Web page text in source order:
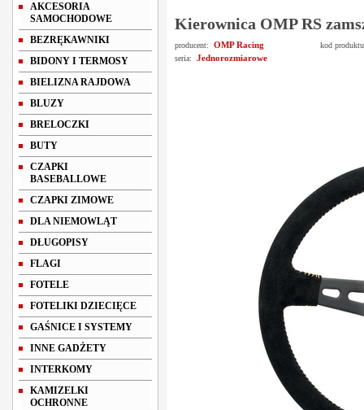
AKCESORIA
SAMOCHODOWE
BEZRĘKAWNIKI
BIDONY I TERMOSY
BIELIZNA RAJDOWA
BLUZY
BRELOCZKI
BUTY
CZAPKI
BASEBALLOWE
CZAPKI ZIMOWE
DLA NIEMOWLĄT
DŁUGOPISY
FLAGI
FOTELE
FOTELIKI DZIECIĘCE
GAŚNICE I SYSTEMY
INNE GADŻETY
INTERKOMY
KAMIZELKI
OCHRONNE
Kierownica OMP RS
producent: OMP Racing
kod
seria:
Jednorozmiarowe